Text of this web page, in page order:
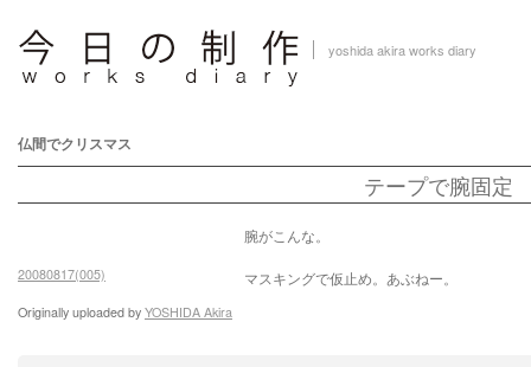
yoshida akira works diary
仏間でクリスマス
テープで腕固定
20080817(005)
Originally uploaded by YOSHIDA Akira
腕がこんな。
マスキングで仮止め。あぶねー。